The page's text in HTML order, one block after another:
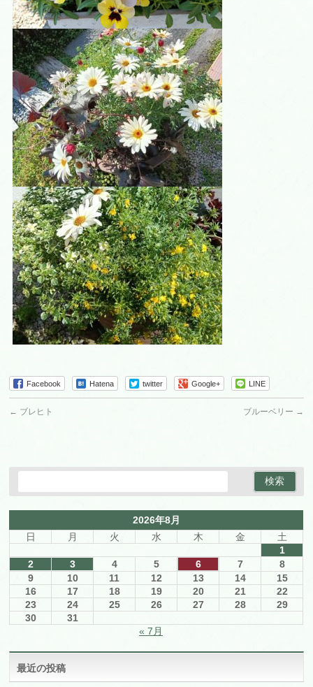
Facebook Hatena twitter Google+ LINE
← ブレヒト ブルーベリー →
2026年8月
日
月 火 水 木 金
土
1
2
3 4 5 6 7
8
9
10 11 12 13 14
15
16
17 18 19 20 21
22
23
24 25 26 27 28
29
30
31
« 7月
最近の投稿